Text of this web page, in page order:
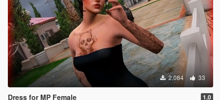
2,084 33
Dress for MP Female 1.0